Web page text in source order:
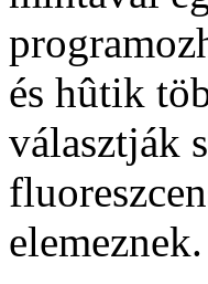
és hûtik
választják